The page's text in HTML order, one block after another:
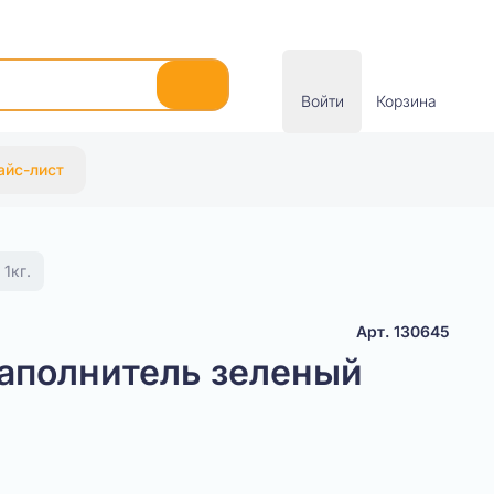
Войти Корзина
лист
Арт. 130645
зеленый